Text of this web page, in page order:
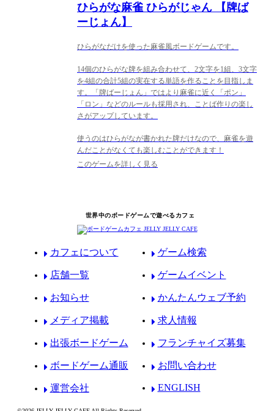
ひらがな麻雀 ひらがじゃん 【牌ば
ーじょん】
ひらがなだけを使った麻雀風ボードゲームです。
14個のひらがな牌を組み合わせて、2文字を1組、3文字
を4組の合計5組の実在する単語を作ることを目指しま
す。「牌ばーじょん」ではより麻雀に近く「ポン」
「ロン」などのルールも採用され、ことば作りの楽し
さがアップしています。
使うのはひらがなが書かれた牌だけなので、麻雀を遊
んだことがなくても楽しむことができます！
このゲームを詳しく見る
世界中のボードゲームで遊べるカフェ
カフェについて ゲーム検索
店舗一覧 ゲームイベント
お知らせ かんたんウェブ予約
メディア掲載 求人情報
出張ボードゲーム フランチャイズ募集
ボードゲーム通販 お問い合わせ
運営会社 ENGLISH